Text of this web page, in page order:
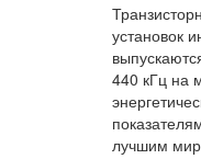
установок
440 кГц на
лучшим